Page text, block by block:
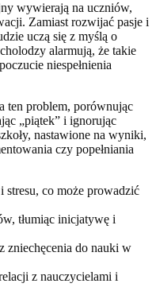
wywierają na uczniów,
Zamiast rozwijać pasje i
uczą się z myślą o
alarmują, że takie
niespełnienia
ten problem, porównując
„piątek” i ignorując
nastawione na wyniki,
czy popełniania
co może prowadzić
tłumiąc inicjatywę i
zniechęcenia do nauki w
z nauczycielami i